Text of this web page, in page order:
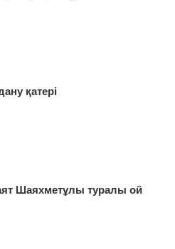
қатері
Шаяхметұлы туралы ой